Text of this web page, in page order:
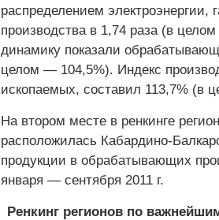
распределением
производства в 1,74 раза (в
динамику показали
целом — 104,5%). Индекс
ископаемых, составил 113,7% (в
На втором месте в ренкинге
расположилась Кабардино-
продукции в обрабатывающих
января — сентября 2011 г.
Ренкинг регионов по